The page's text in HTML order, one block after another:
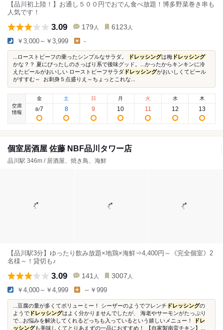
【品川初上陸！】お通し５００円でおでん食べ放題！博多野菜巻き串も
人気です！
3.09 179 人 6123 人
￥3,000～￥3,999 -
...ローストビーフの乗ったシンプルなサラダ。 ドレッシングは梅 ドレッシング
かな？？ 夏にぴったしのさっぱり系で後味グッド。...かったからキンキンに冷
えたビールがおいしい ローストビーフサラダ ドレッシングがおいしくてビール
がすすむ～ お刺身５点盛りえ～ちょっとこれな...
空席
情報
金
8/7
土
8
日
9
月
10
火
11
水
12
木
13
個室居酒屋 佐藤 NBF品川タワー店
品川駅 346m / 居酒屋、焼き鳥、海鮮
【品川駅3分】ゆったり飲み放題×地鶏×海鮮⇒4,400円～《完全個室》2
名様～！貸切も♪
3.09 141 人 3007 人
￥4,000～￥4,999 ～￥999
...豆腐の量が多くてボリューミー！ シーザーのようでフレンチ ドレッシングの
ようで ドレッシングはよく分かりませんでしたが、 海老やサーモンがたっぷり
で...お悩みを解決してくれるどっちも入っているという嬉しいメニュー！
ドレ
ッシングも美味しくてとりあえずの一品におすすめ！ 【自家製南蛮チキン】...